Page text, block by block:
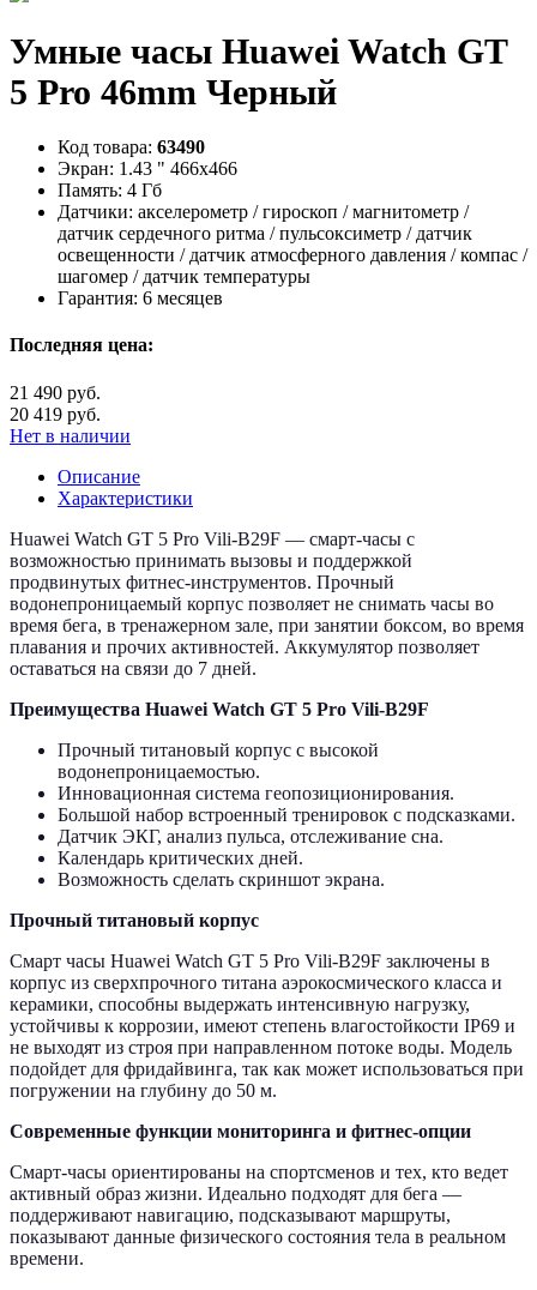
Умные часы Huawei Watch GT
5 Pro 46mm Черный
Код товара: 63490
Экран: 1.43 " 466x466
Память: 4 Гб
Датчики: акселерометр / гироскоп / магнитометр /
датчик сердечного ритма / пульсоксиметр / датчик
освещенности / датчик атмосферного давления / компас /
шагомер / датчик температуры
Гарантия: 6 месяцев
Последняя цена:
21 490 руб.
20 419 руб.
Нет в наличии
Описание
Характеристики
Huawei Watch GT 5 Pro Vili-B29F — смарт-часы с
возможностью принимать вызовы и поддержкой
продвинутых фитнес-инструментов. Прочный
водонепроницаемый корпус позволяет не снимать часы во
время бега, в тренажерном зале, при занятии боксом, во время
плавания и прочих активностей. Аккумулятор позволяет
оставаться на связи до 7 дней.
Преимущества Huawei Watch GT 5 Pro Vili-B29F
Прочный титановый корпус с высокой
водонепроницаемостью.
Инновационная система геопозиционирования.
Большой набор встроенный тренировок с подсказками.
Датчик ЭКГ, анализ пульса, отслеживание сна.
Календарь критических дней.
Возможность сделать скриншот экрана.
Прочный титановый корпус
Смарт часы Huawei Watch GT 5 Pro Vili-B29F заключены в
корпус из сверхпрочного титана аэрокосмического класса и
керамики, способны выдержать интенсивную нагрузку,
устойчивы к коррозии, имеют степень влагостойкости IP69 и
не выходят из строя при направленном потоке воды. Модель
подойдет для фридайвинга, так как может использоваться при
погружении на глубину до 50 м.
Современные функции мониторинга и фитнес-опции
Смарт-часы ориентированы на спортсменов и тех, кто ведет
активный образ жизни. Идеально подходят для бега —
поддерживают навигацию, подсказывают маршруты,
показывают данные физического состояния тела в реальном
времени.